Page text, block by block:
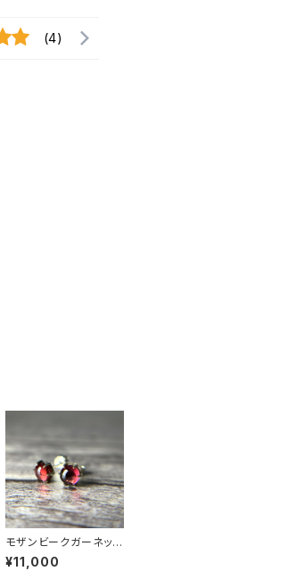
(4)
モザンビークガーネット
プチピアス PE23-068
¥11,000